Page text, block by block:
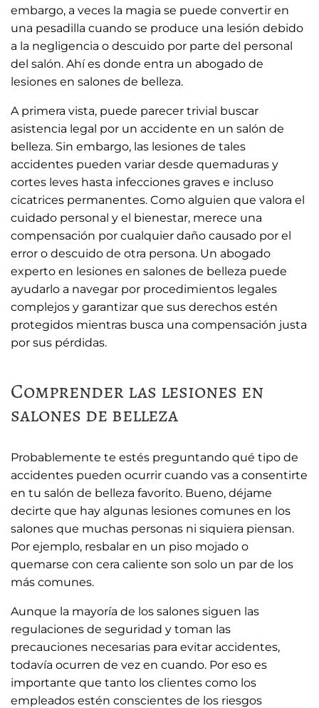
embargo, a veces la magia se puede convertir en
una pesadilla cuando se produce una lesión debido
a la negligencia o descuido por parte del personal
del salón. Ahí es donde entra un abogado de
lesiones en salones de belleza.
A primera vista, puede parecer trivial buscar
asistencia legal por un accidente en un salón de
belleza. Sin embargo, las lesiones de tales
accidentes pueden variar desde quemaduras y
cortes leves hasta infecciones graves e incluso
cicatrices permanentes. Como alguien que valora el
cuidado personal y el bienestar, merece una
compensación por cualquier daño causado por el
error o descuido de otra persona. Un abogado
experto en lesiones en salones de belleza puede
ayudarlo a navegar por procedimientos legales
complejos y garantizar que sus derechos estén
protegidos mientras busca una compensación justa
por sus pérdidas.
Comprender las lesiones en
salones de belleza
Probablemente te estés preguntando qué tipo de
accidentes pueden ocurrir cuando vas a consentirte
en tu salón de belleza favorito. Bueno, déjame
decirte que hay algunas lesiones comunes en los
salones que muchas personas ni siquiera piensan.
Por ejemplo, resbalar en un piso mojado o
quemarse con cera caliente son solo un par de los
más comunes.
Aunque la mayoría de los salones siguen las
regulaciones de seguridad y toman las
precauciones necesarias para evitar accidentes,
todavía ocurren de vez en cuando. Por eso es
importante que tanto los clientes como los
empleados estén conscientes de los riesgos